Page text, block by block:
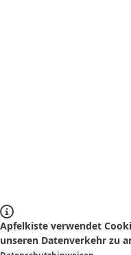
Apfelkiste verwendet
unseren Datenverkehr zu